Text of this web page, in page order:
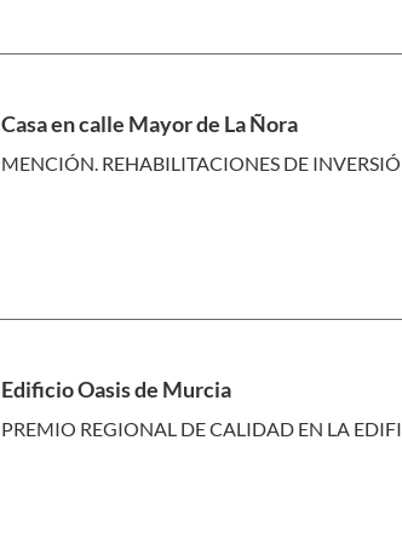
Casa en calle Mayor de La Ñora
MENCIÓN. REHABILITACIONES DE
Edificio Oasis de Murcia
PREMIO REGIONAL DE CALIDAD EN LA